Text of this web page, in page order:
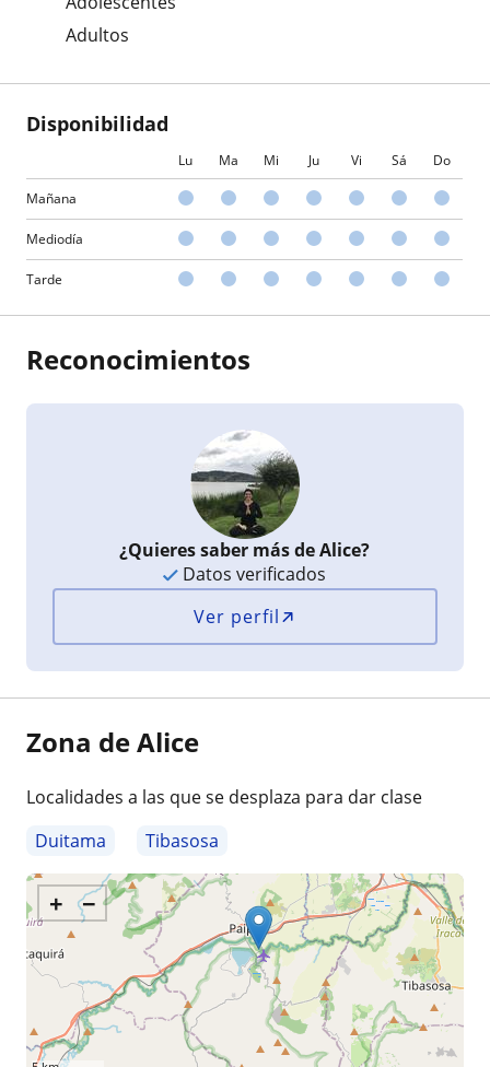
Adultos
Disponibilidad
Lu Ma Mi Ju Vi Sá Do
Mañana
Mediodía
Tarde
Reconocimientos
¿Quieres saber más de Alice?
Datos verificados
Ver perfil
Zona de Alice
Localidades a las que se desplaza para dar clase
Duitama
Tibasosa
+ −